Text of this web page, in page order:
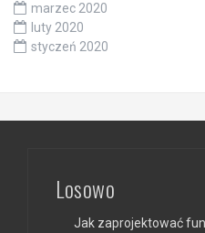
marzec 2020
luty 2020
styczeń 2020
Losowo
Jak zaprojektować